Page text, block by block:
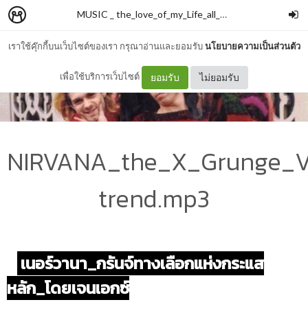
เราใช้คุ๊กกี้บนเว็บไซต์ของเรา กรุณาอ่านและยอมรับนโยบายความเป็นส่วนตัว
เพื่อใช้บริการเว็บไซต์ ยอมรับ ไม่ยอมรับ
MUSIC _ the_love_of_my_Life_all_along.mp3
trend.mp3
เนอร์วานา_กรันจ์ทางเลือกแห่งกระแส
หลัก_โดยเจนเอกซ์